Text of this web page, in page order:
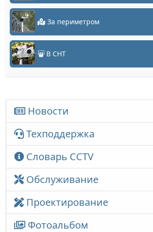
За периметром
В СНТ
Новости
Техподдержка
Словарь CCTV
Обслуживание
Проектирование
Фотоальбом